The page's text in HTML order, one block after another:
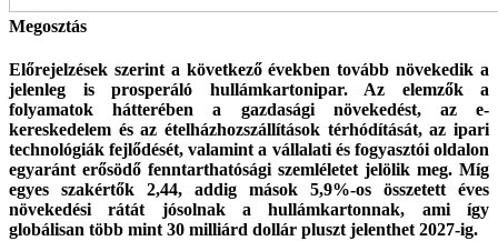
Megosztás
Előrejelzések szerint a következő években tovább növekedik a
jelenleg is prosperáló hullámkartonipar. Az elemzők a
folyamatok hátterében a gazdasági növekedést, az e-
kereskedelem és az ételházhozszállítások térhódítását, az ipari
technológiák fejlődését, valamint a vállalati és fogyasztói oldalon
egyaránt erősödő fenntarthatósági szemléletet jelölik meg. Míg
egyes szakértők 2,44, addig mások 5,9%-os összetett éves
növekedési rátát jósolnak a hullámkartonnak, ami így
globálisan több mint 30 milliárd dollár pluszt jelenthet 2027-ig.